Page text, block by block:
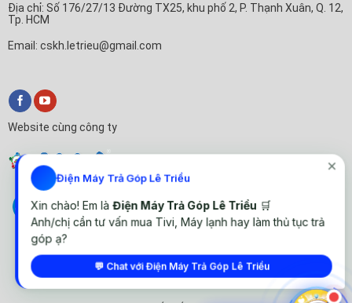
Địa chỉ: Số 176/27/13 Đường TX25, khu phố 2, P. Thạnh Xuân, Q. 12,
Tp. HCM
Email: cskh.letrieu@gmail.com
Website cùng công ty
✕
Điện Máy Trả Góp Lê Triều
Xin chào! Em làĐiện Máy Trả Góp Lê Triều 🛒
Anh/chị cần tư vấn mua Tivi, Máy lạnh hay làm thủ tục trả
góp ạ?
💬 Chat với Điện Máy Trả Góp Lê Triều